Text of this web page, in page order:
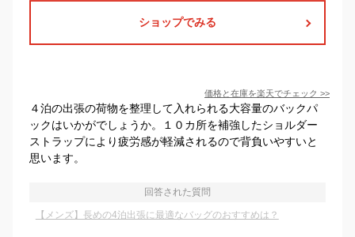
ショップでみる
価格と在庫を楽天でチェック >>
４泊の出張の荷物を整理して入れられる大容量のバックパ
ックはいかがでしょうか。１０カ所を補強したショルダー
ストラップにより疲労感が軽減されるので背負いやすいと
思います。
回答された質問
【メンズ】長めの4泊出張に最適なバッグのおすすめは？